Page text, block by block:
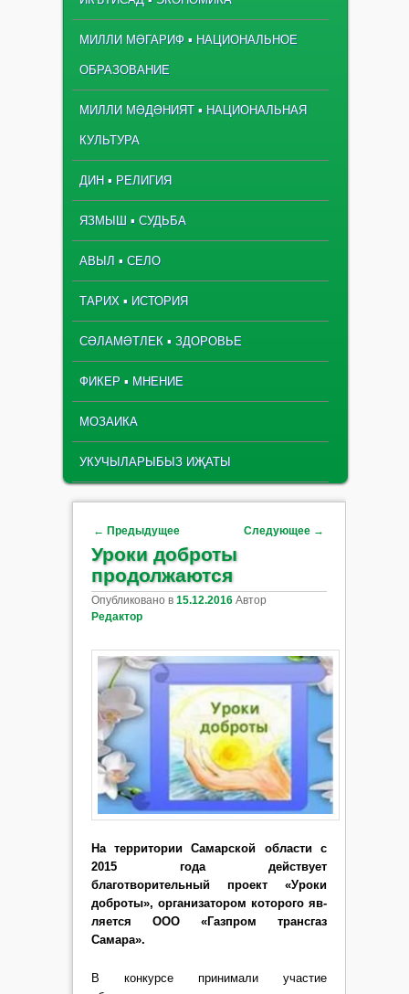
МИЛЛИ МӘГАРИФ ▪ НАЦИОНАЛЬНОЕ
ОБРАЗОВАНИЕ
МИЛЛИ МӘДӘНИЯТ ▪ НАЦИОНАЛЬНАЯ
КУЛЬТУРА
ДИН ▪ РЕЛИГИЯ
ЯЗМЫШ ▪ СУДЬБА
АВЫЛ ▪ СЕЛО
ТАРИХ ▪ ИСТОРИЯ
СӘЛАМӘТЛЕК ▪ ЗДОРОВЬЕ
ФИКЕР ▪ МНЕНИЕ
МОЗАИКА
УКУЧЫЛАРЫБЫЗ ИҖАТЫ
Навигация по записям
← Предыдущее Следующее →
Уроки доброты
продолжаются
Опубликовано в 15.12.2016 Автор
Редактор
На территории Самарс­кой области с
2015 года дей­ствует
благотворительный проект «Уроки
доброты», организатором которого яв­
ляется ООО «Газпром трансгаз
Самара».
В конкурсе принимали уча­стие